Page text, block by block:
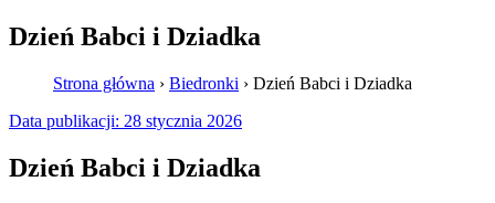
Dzień Babci i Dziadka
Strona główna › Biedronki › Dzień Babci i Dziadka
Data publikacji: 28 stycznia 2026
Dzień Babci i Dziadka